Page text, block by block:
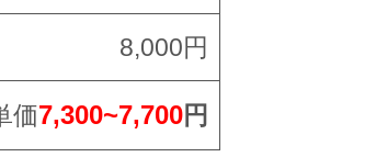
8,000円
価7,300~7,700円